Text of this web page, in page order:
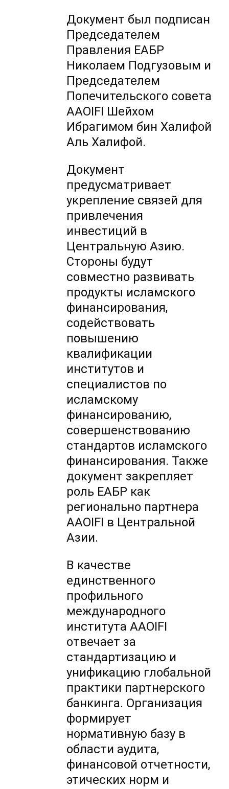
Документ был подписан
Председателем
Правления ЕАБР
Николаем Подгузовым и
Председателем
Попечительского совета
AAOIFI Шейхом
Ибрагимом бин Халифой
Аль Халифой.
Документ
предусматривает
укрепление связей для
привлечения
инвестиций в
Центральную Азию.
Стороны будут
совместно развивать
продукты исламского
финансирования,
содействовать
повышению
квалификации
институтов и
специалистов по
исламскому
финансированию,
совершенствованию
стандартов исламского
финансирования. Также
документ закрепляет
роль ЕАБР как
регионально партнера
AAOIFI в Центральной
Азии.
В качестве
единственного
профильного
международного
института AAOIFI
отвечает за
стандартизацию и
унификацию глобальной
практики партнерского
банкинга. Организация
формирует
нормативную базу в
области аудита,
финансовой отчетности,
этических норм и